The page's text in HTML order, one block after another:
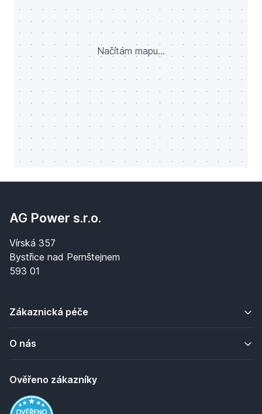
Načítám mapu...
AG Power s.r.o.
Vírská 357
Bystřice nad Pernštejnem
593 01
Zákaznická péče
O nás
Ověřeno zákazníky